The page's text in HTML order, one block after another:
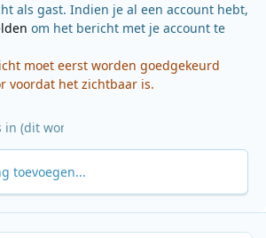
als gast. Indien je al een account hebt,
om het bericht met je account te
moet eerst worden goedgekeurd
voordat het zichtbaar is.
toevoegen...